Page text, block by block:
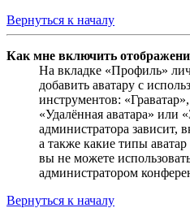
Вернуться к началу
Как мне включить
На вкладке «Профиль»
добавить аватару с
инструментов:
«Удалённая аватара» или
администратора зависит,
а также какие типы
вы не можете
администратором
Вернуться к началу